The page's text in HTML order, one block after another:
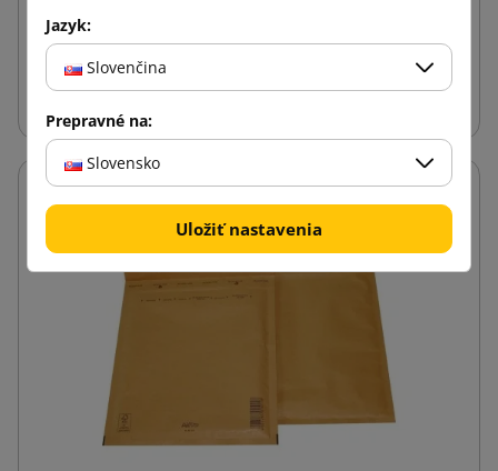
Jazyk:
Slovenčina
Prepravné na:
Slovensko
Uložiť nastavenia